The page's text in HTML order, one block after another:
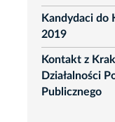
Kandydaci do
2019
Kontakt z
Działalności
Publicznego